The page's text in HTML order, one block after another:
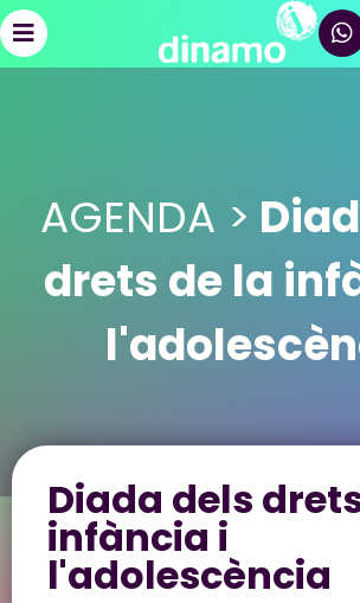
AGENDA >
drets de la
Diada dels
infància i
l'adolescència